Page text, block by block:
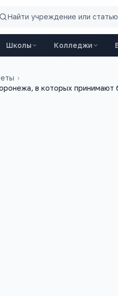
Найти учреждение или
Школы Колледжи
›
в которых принимают